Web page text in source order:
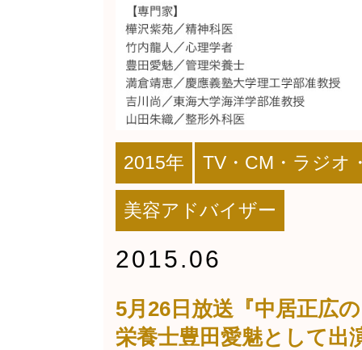
2015年 TV・CM・ラジオ
美容アドバイザー
2015.06
5月26日放送『中居正広
栄養士豊田愛魅として出